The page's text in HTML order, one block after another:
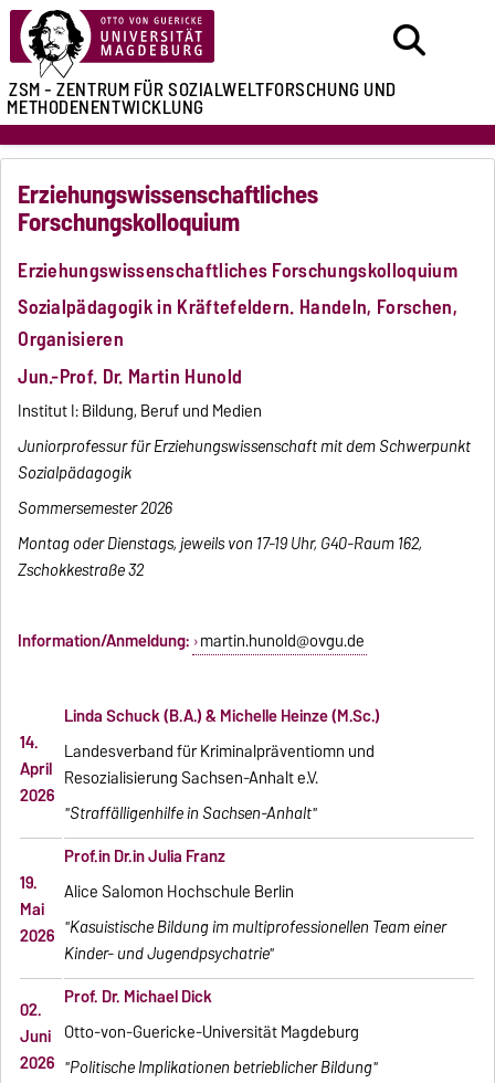
ZSM - ZENTRUM FÜRSOZIALWELTFORSCHUNG UND
METHODENENTWICKLUNG
Erziehungswissenschaftliches
Forschungskolloquium
Erziehungswissenschaftliches Forschungskolloquium
Sozialpädagogik in Kräftefeldern. Handeln, Forschen,
Organisieren
Jun.-Prof. Dr. Martin Hunold
Institut I: Bildung, Beruf und Medien
Juniorprofessur für Erziehungswissenschaft mit dem Schwerpunkt
Sozialpädagogik
Sommersemester 2026
Montag oder Dienstags, jeweils von 17-19 Uhr, G40-Raum 162,
Zschokkestraße 32
Information/Anmeldung: martin.hunold@ovgu.de
14.
April
2026
Linda Schuck (B.A.) & Michelle Heinze (M.Sc.)
Landesverband für Kriminalpräventiomn und
Resozialisierung Sachsen-Anhalt e.V.
"Straffälligenhilfe in Sachsen-Anhalt"
19.
Mai
2026
Prof.in Dr.in Julia Franz
Alice Salomon Hochschule Berlin
"Kasuistische Bildung im multiprofessionellen Team einer
Kinder- und Jugendpsychatrie"
02.
Juni
2026
Prof. Dr. Michael Dick
Otto-von-Guericke-Universität Magdeburg
"Politische Implikationen betrieblicher Bildung"